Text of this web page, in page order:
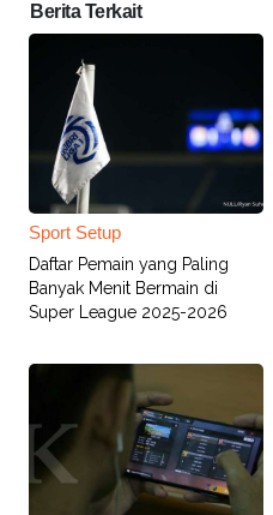
Berita Terkait
Sport Setup
Daftar Pemain yang Paling
Banyak Menit Bermain di
Super League 2025-2026